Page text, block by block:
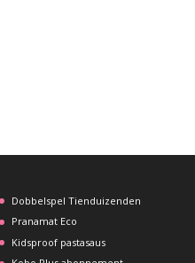
Dobbelspel Tienduizenden
Pranamat Eco
Kidsproof pastasaus